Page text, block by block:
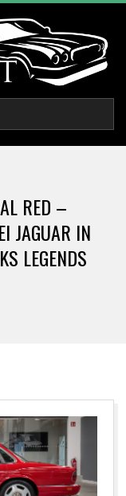
RED –
JAGUAR IN
LEGENDS